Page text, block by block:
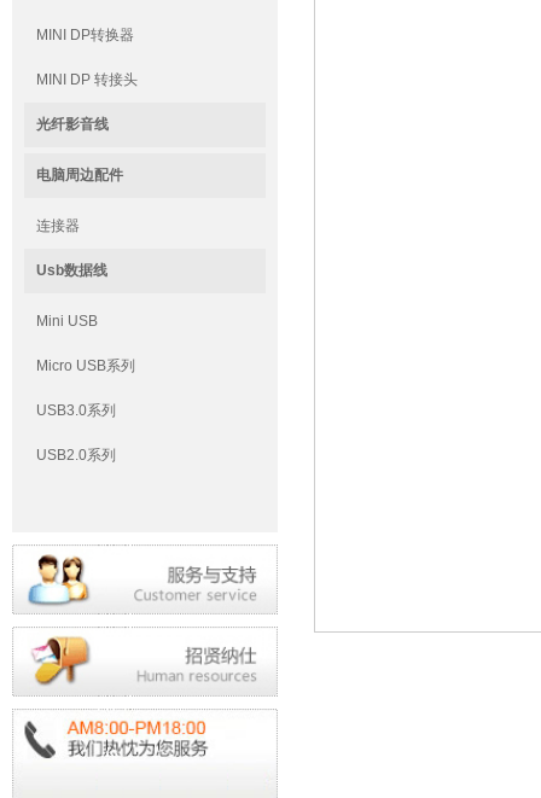
MINI DP转换器
MINI DP 转接头
光纤影音线
电脑周边配件
连接器
Usb数据线
Mini USB
Micro USB系列
USB3.0系列
USB2.0系列